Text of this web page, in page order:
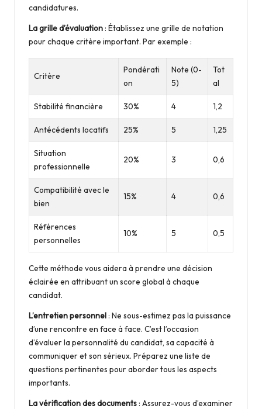
candidatures.
La grille d’évaluation : Établissez une grille de notation
pour chaque critère important. Par exemple :
Critère
Pondérati
on
Note (0-
5)
Tot
al
Stabilité financière 30% 4 1,2
Antécédents locatifs 25% 5 1,25
Situation
professionnelle
20% 3 0,6
Compatibilité avec le
bien
15% 4 0,6
Références
personnelles
10% 5 0,5
Cette méthode vous aidera à prendre une décision
éclairée en attribuant un score global à chaque
candidat.
L’entretien personnel : Ne sous-estimez pas la puissance
d’une rencontre en face à face. C’est l’occasion
d’évaluer la personnalité du candidat, sa capacité à
communiquer et son sérieux. Préparez une liste de
questions pertinentes pour aborder tous les aspects
importants.
La vérification des documents : Assurez-vous d’examiner